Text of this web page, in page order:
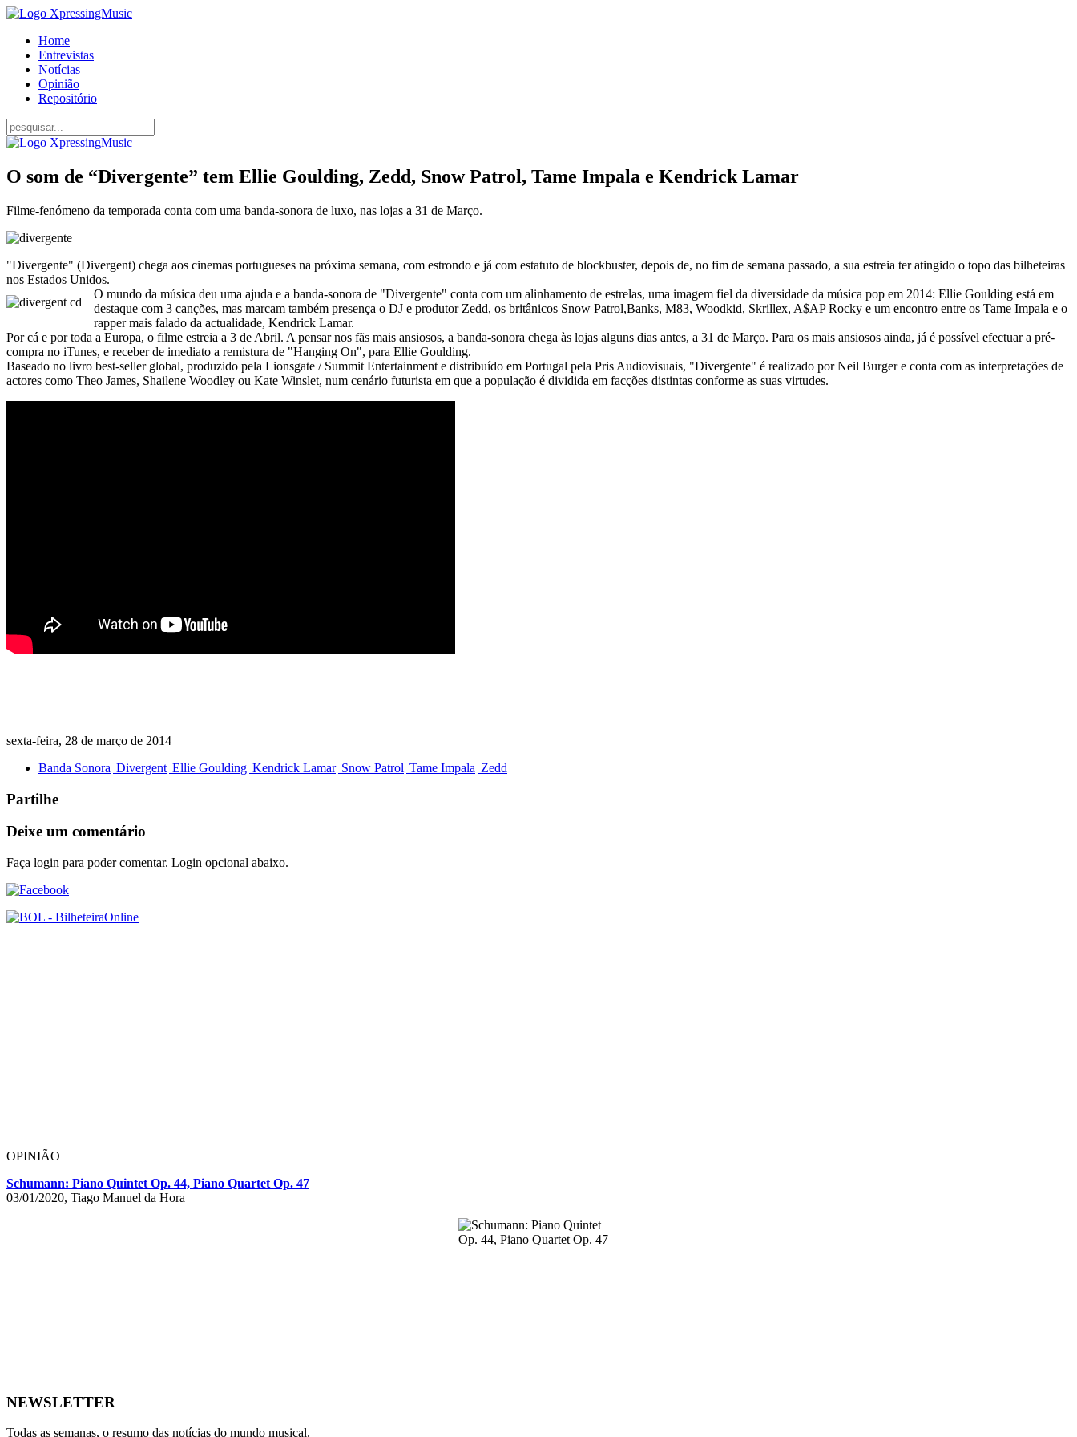
Home
Entrevistas
Notícias
Opinião
Repositório
O som de “Divergente” tem Ellie Goulding, Zedd, Snow Patrol, Tame Impala e Kendrick Lamar
Filme-fenómeno da temporada conta com uma banda-sonora de luxo, nas lojas a 31 de Março.
"Divergente" (Divergent) chega aos cinemas portugueses na próxima semana, com estrondo e já com estatuto de blockbuster, depois de, no fim de semana passado, a sua estreia ter atingido o topo das bilheteiras
nos Estados Unidos.
O mundo da música deu uma ajuda e a banda-sonora de "Divergente" conta com um alinhamento de estrelas, uma imagem fiel da diversidade da música pop em 2014: Ellie Goulding está em
destaque com 3 canções, mas marcam também presença o DJ e produtor Zedd, os britânicos Snow Patrol,Banks, M83, Woodkid, Skrillex, A$AP Rocky e um encontro entre os Tame Impala e o
rapper mais falado da actualidade, Kendrick Lamar.
Por cá e por toda a Europa, o filme estreia a 3 de Abril. A pensar nos fãs mais ansiosos, a banda-sonora chega às lojas alguns dias antes, a 31 de Março. Para os mais ansiosos ainda, já é possível efectuar a pré-
compra no iTunes, e receber de imediato a remistura de "Hanging On", para Ellie Goulding.
Baseado no livro best-seller global, produzido pela Lionsgate / Summit Entertainment e distribuído em Portugal pela Pris Audiovisuais, "Divergente" é realizado por Neil Burger e conta com as interpretações de
actores como Theo James, Shailene Woodley ou Kate Winslet, num cenário futurista em que a população é dividida em facções distintas conforme as suas virtudes.
sexta-feira, 28 de março de 2014
Banda Sonora Divergent Ellie Goulding Kendrick Lamar Snow Patrol Tame Impala Zedd
Partilhe
Deixe um comentário
Faça login para poder comentar. Login opcional abaixo.
OPINIÃO
Schumann: Piano Quintet Op. 44, Piano Quartet Op. 47
03/01/2020, Tiago Manuel da Hora
NEWSLETTER
Todas as semanas, o resumo das notícias do mundo musical.